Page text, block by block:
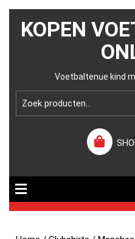
KOPEN
Voetbaltenue kind